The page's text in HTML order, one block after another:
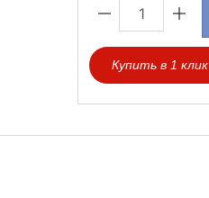
Купить в 1 клик